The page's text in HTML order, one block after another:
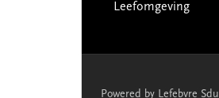
Leefomgeving
Powered by Lefebvre Sdu